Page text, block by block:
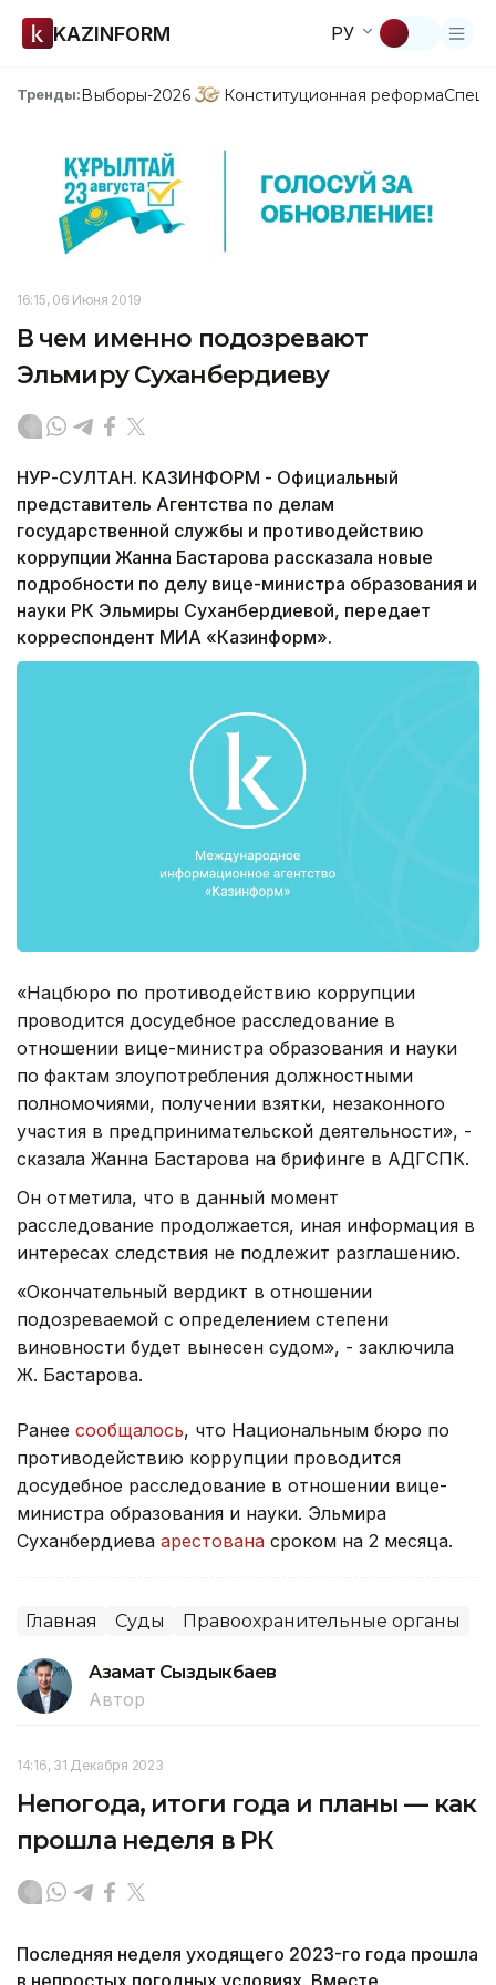
KAZINFORM РУ
Тренды:Выборы-2026 Конституционная реформа
16:15, 06 Июня 2019
В чем именно подозревают
Эльмиру Суханбердиеву
НУР-СУЛТАН. КАЗИНФОРМ - Официальный
представитель Агентства по делам
государственной службы и противодействию
коррупции Жанна Бастарова рассказала новые
подробности по делу вице-министра образования и
науки РК Эльмиры Суханбердиевой, передает
корреспондент МИА «Казинформ».
«Нацбюро по противодействию коррупции
проводится досудебное расследование в
отношении вице-министра образования и науки
по фактам злоупотребления должностными
полномочиями, получении взятки, незаконного
участия в предпринимательской деятельности», -
сказала Жанна Бастарова на брифинге в АДГСПК.
Он отметила, что в данный момент
расследование продолжается, иная информация в
интересах следствия не подлежит разглашению.
«Окончательный вердикт в отношении
подозреваемой с определением степени
виновности будет вынесен судом», - заключила
Ж. Бастарова.
Ранее сообщалось, что Национальным бюро по
противодействию коррупции проводится
досудебное расследование в отношении вице-
министра образования и науки. Эльмира
Суханбердиева арестована сроком на 2 месяца.
Главная Суды Правоохранительные органы
Азамат Сыздыкбаев
Автор
14:16, 31 Декабря 2023
Непогода, итоги года и планы — как
прошла неделя в РК
Последняя неделя уходящего 2023-го года прошла
в непростых погодных условиях. Вместе